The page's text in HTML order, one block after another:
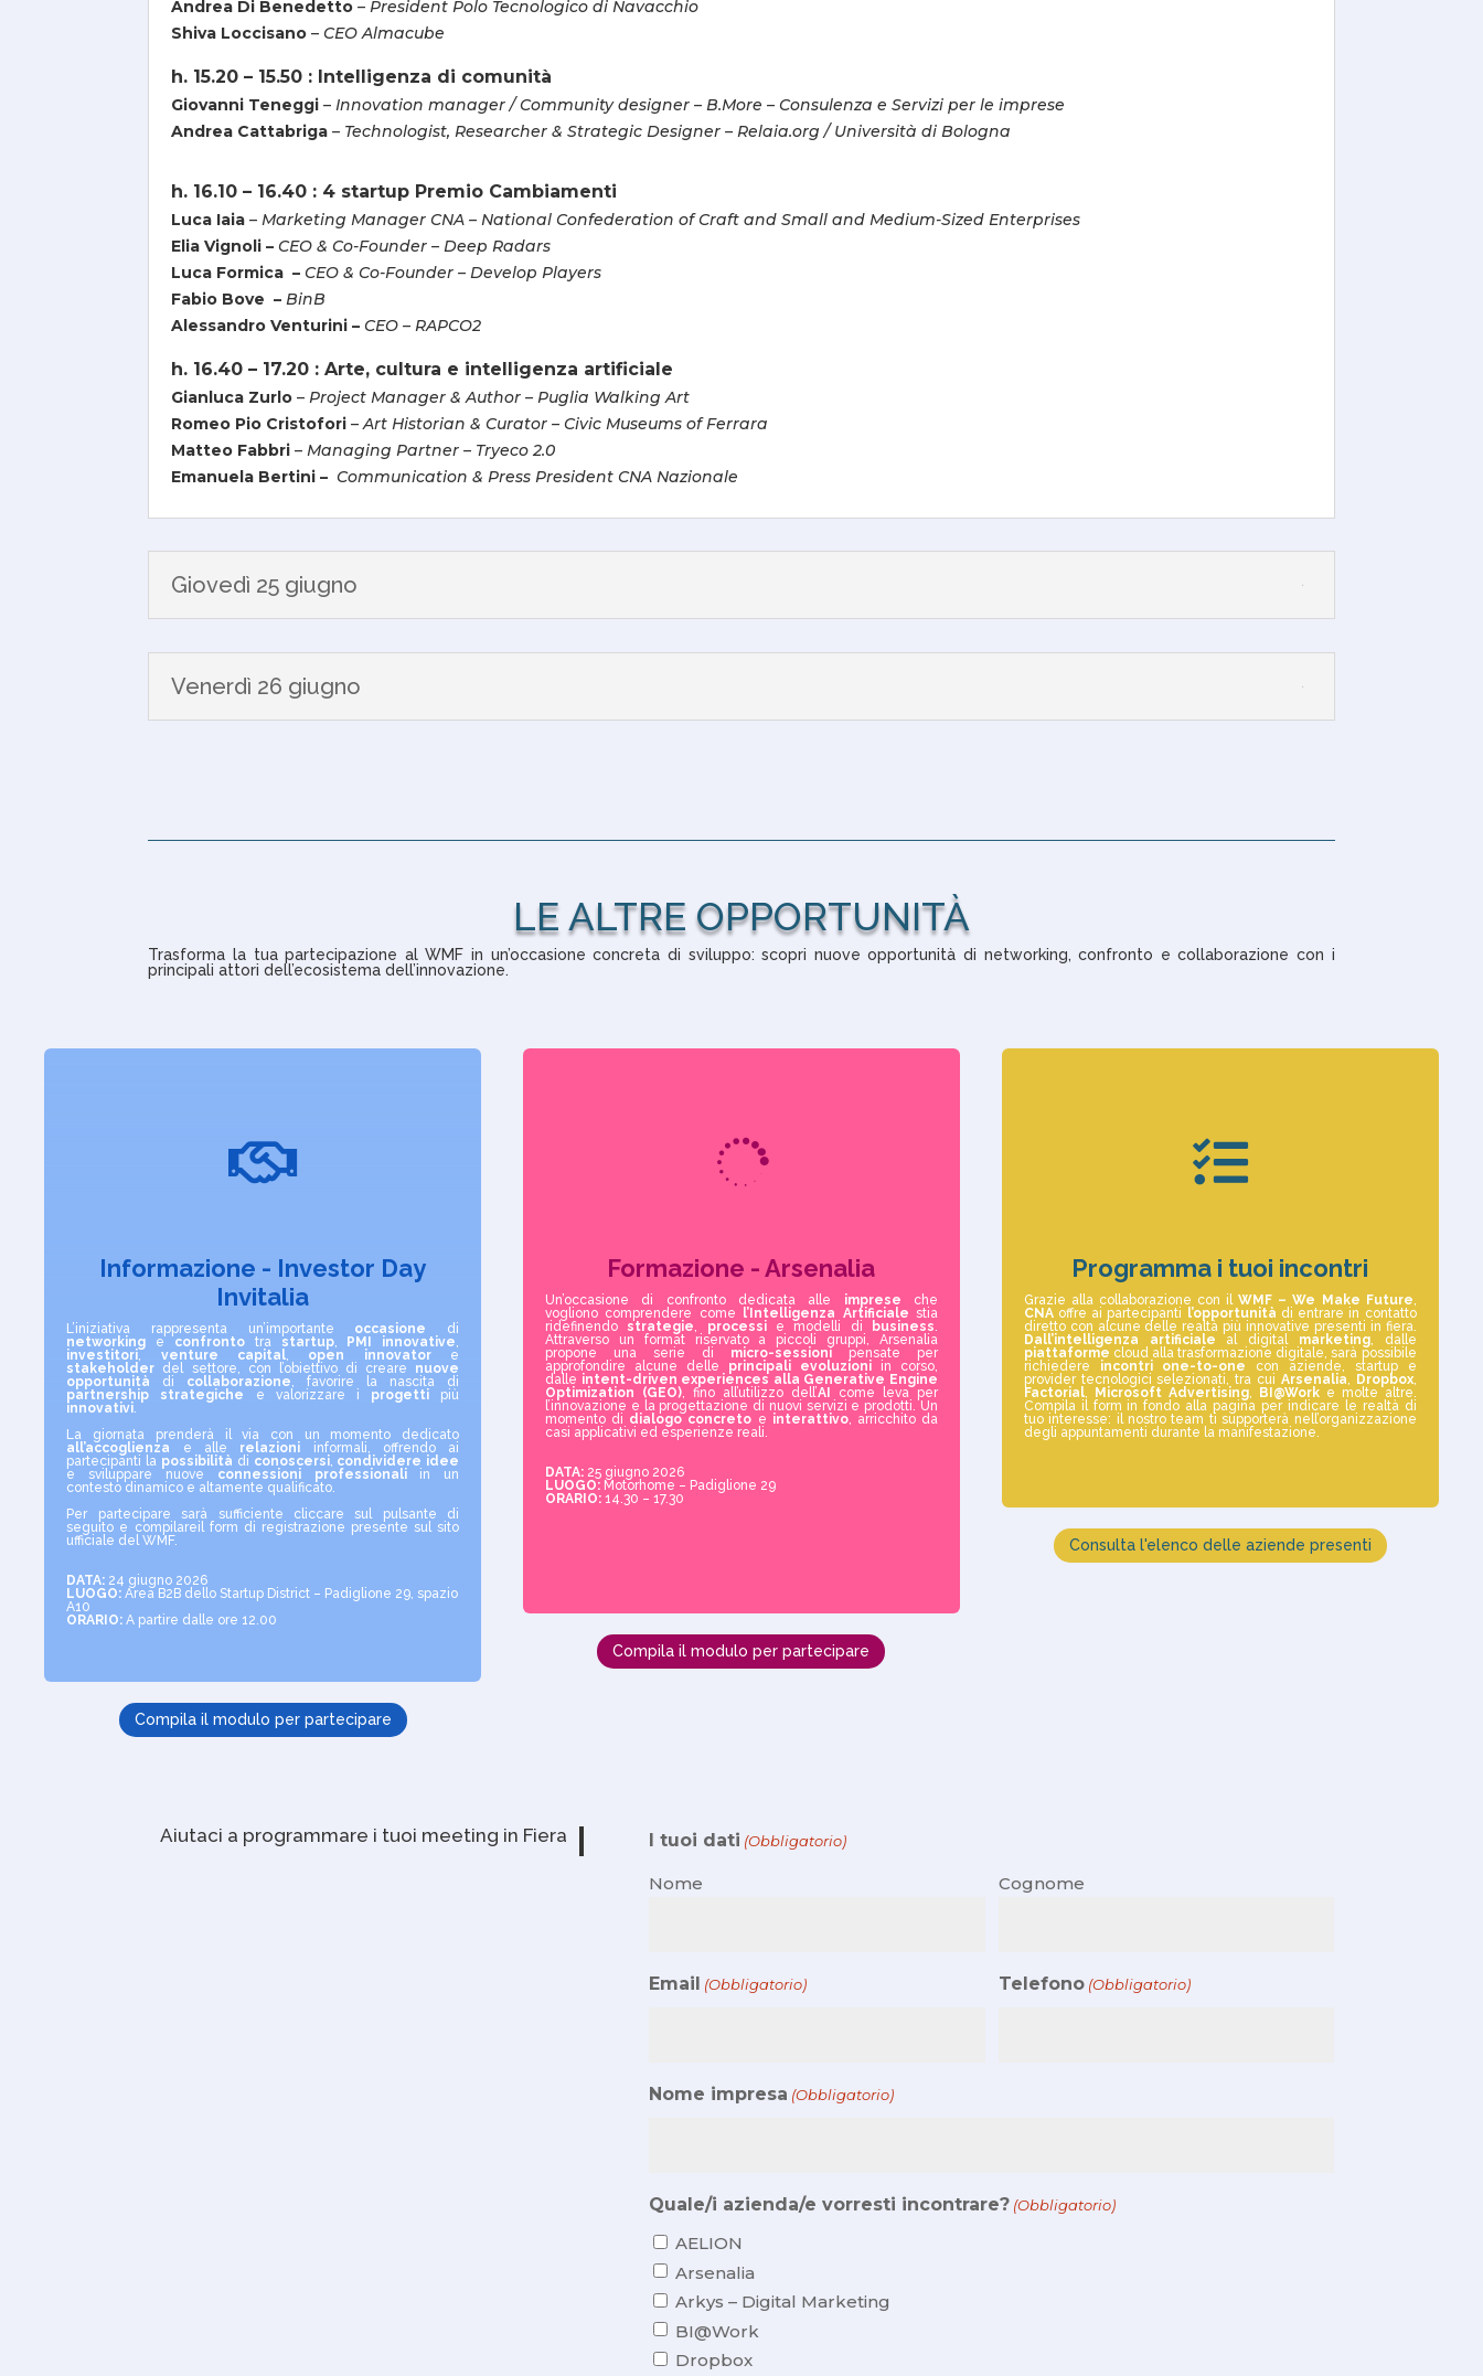
Andrea Di Benedetto – President Polo Tecnologico di Navacchio
Shiva Loccisano –CEO Almacube
h. 15.20 – 15.50 : Intelligenza di comunità
Giovanni Teneggi–Innovation manager / Community designer – B.More – Consulenza e Servizi per le imprese
Andrea Cattabriga– Technologist, Researcher & Strategic Designer – Relaia.org / Università di Bologna
h. 16.10 – 16.40 : 4 startup Premio Cambiamenti
Luca Iaia –Marketing Manager CNA – National Confederation of Craft and Small and Medium-Sized Enterprises
Elia Vignoli –CEO & Co-Founder – Deep Radars
Luca Formica –CEO & Co-Founder – Develop Players
Fabio Bove –BinB
Alessandro Venturini – CEO – RAPCO2
h. 16.40 – 17.20 : Arte, cultura e intelligenza artificiale
Gianluca Zurlo –Project Manager & Author – Puglia Walking Art
Romeo Pio Cristofori –Art Historian & Curator – Civic Museums of Ferrara
Matteo Fabbri –Managing Partner – Tryeco 2.0
Emanuela Bertini –Communication & Press President CNA Nazionale
Giovedì 25 giugno
Venerdì 26 giugno
LE ALTRE OPPORTUNITÀ
Trasforma la tua partecipazione al WMF in un’occasione concreta di sviluppo: scopri nuove opportunità di networking, confronto e collaborazione con i
principali attori dell’ecosistema dell’innovazione.

Informazione - Investor Day
Invitalia
L’iniziativa rappresenta un’importante occasione
di
networking econfrontotra startup, PMI innovative,
investitori, venture capital, open innovatore
stakeholder del settore, con l’obiettivo di creare nuove
opportunità di collaborazione, favorire la nascita di
partnership
strategiche e valorizzare i progetti più
innovativi.
La giornata prenderà il via con un momento dedicato
all’accoglienza e alle relazioni informali, offrendo ai
partecipanti la possibilità di conoscersi, condividere idee
e sviluppare nuove connessioni professionaliin un
contesto dinamico e altamente qualificato.
Per partecipare sarà sufficiente cliccare sul pulsante di
seguito e compilareil form di registrazione presente sul sito
ufficiale del WMF.
DATA: 24 giugno 2026
LUOGO: Area B2B dello Startup District – Padiglione 29, spazio
A10
ORARIO: A partire dalle ore 12.00
Compila il modulo per partecipare

Formazione - Arsenalia
Un’occasione di confronto dedicata alle imprese che
vogliono comprendere come l’Intelligenza Artificiale stia
ridefinendostrategie, processie modelli di business.
Attraverso un format riservato a piccoli gruppi, Arsenalia
propone una serie di micro-sessionipensate per
approfondire alcune delle principali evoluzioniin corso,
dalle intent-driven experiences alla Generative Engine
Optimization (GEO), fino all’utilizzo dell’AI come leva per
l’innovazione e la progettazione di nuovi servizi e prodotti. Un
momento di dialogo concreto e interattivo, arricchito da
casi applicativi ed esperienze reali.
DATA: 25 giugno 2026
LUOGO: Motorhome – Padiglione 29
ORARIO: 14.30 – 17.30
Compila il modulo per partecipare

Programma i tuoi incontri
Grazie alla collaborazione con ilWMF – We Make Future,
CNAoffre ai partecipanti l’opportunità di entrare in contatto
diretto con alcune delle realtà più innovative presenti in fiera.
Dall’intelligenza
artificiale al digital marketing, dalle
piattaforme cloud alla trasformazione digitale, sarà possibile
richiedere
incontri one-to-one
con aziende, startup e
provider tecnologici selezionati, tra cui Arsenalia, Dropbox,
Factorial, Microsoft Advertising, BI@Worke molte altre.
Compila il form in fondo alla pagina per indicare le realtà di
tuo interesse: il nostro team ti supporterà nell’organizzazione
degli appuntamenti durante la manifestazione.
Consulta l'elenco delle aziende presenti
Aiutaci a programmare i tuoi meeting in Fiera I tuoi dati (Obbligatorio)
Nome Cognome
Email (Obbligatorio) Telefono (Obbligatorio)
Nome impresa (Obbligatorio)
Quale/i azienda/e vorresti incontrare? (Obbligatorio)
AELION
Arsenalia
Arkys – Digital Marketing
BI@Work
Dropbox